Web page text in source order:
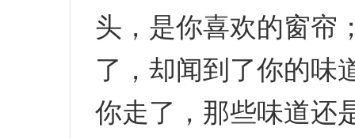
头，是你喜欢的窗帘
了，却闻到了你的味
你走了，那些味道还